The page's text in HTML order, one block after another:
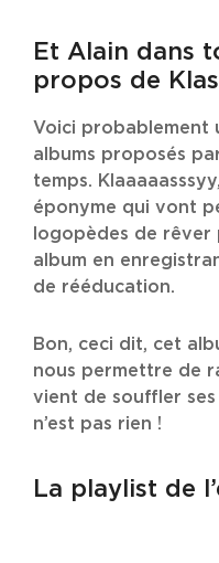
Et Alain dans
propos de
Voici probablement
albums proposés
temps.
éponyme qui vont
logopèdes de
album en
de rééducation.
Bon, ceci dit, cet
nous permettre de
vient de souffler
n’est pas rien !
La playlist de